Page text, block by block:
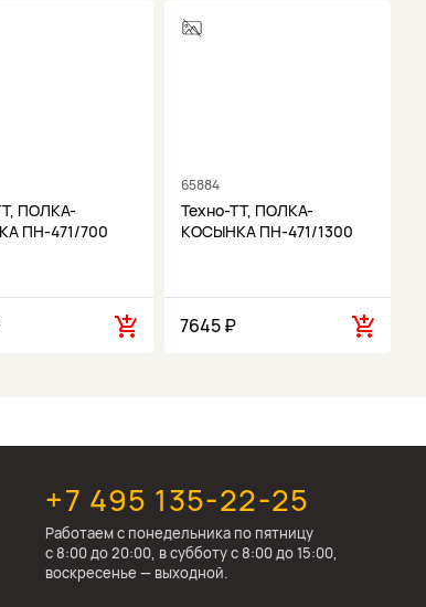
ПОЛКА-
ПН-471/700
65884
Техно-ТТ, ПОЛКА-
КОСЫНКА ПН-471/1300
7645 ₽
+7 495 135-22-25
Работаем c понедельника по пятницу
с 8:00 до 20:00, в субботу с 8:00 до 15:00,
воскресенье — выходной.